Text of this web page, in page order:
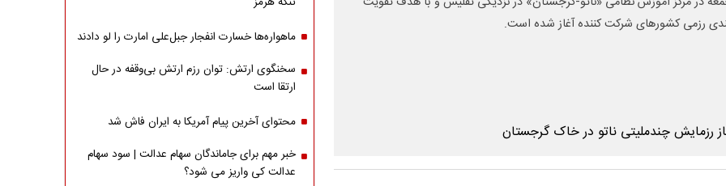
رزمی کشورهای شرکت کننده آغاز شده است.
ماهواره‌‌ها خسارت انفجار جبل‌علی امارت را لو دادند
سخنگوی ارتش: توان رزم ارتش بی‌وقفه در حال
ارتقا است
محتوای آخرین پیام آمریکا به ایران فاش شد
خبر مهم برای جاماندگان سهام عدالت | سود سهام
عدالت کی واریز می شود؟